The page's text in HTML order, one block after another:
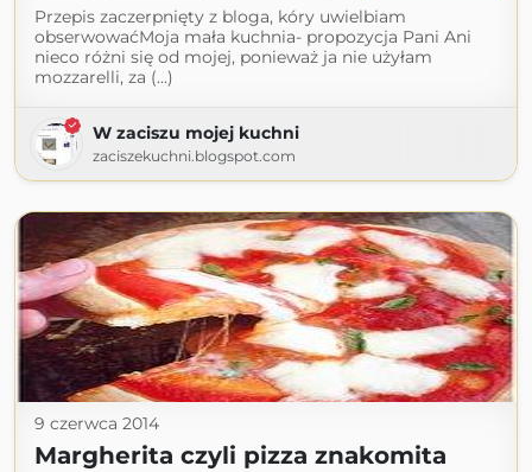
Przepis zaczerpnięty z bloga, kóry uwielbiam
obserwowaćMoja mała kuchnia- propozycja Pani Ani
nieco różni się od mojej, ponieważ ja nie użyłam
mozzarelli, za (...)
W zaciszu mojej kuchni
zaciszekuchni.blogspot.com
9 czerwca 2014
Margherita czyli pizza znakomita